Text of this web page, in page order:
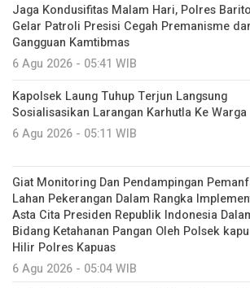
Jaga Kondusifitas Malam Hari, Polres
Gelar Patroli Presisi Cegah Premanisme
Gangguan Kamtibmas
6 Agu 2026 - 05:41 WIB
Kapolsek Laung Tuhup Terjun Langsung
Sosialisasikan Larangan Karhutla Ke Warga
6 Agu 2026 - 05:11 WIB
Giat Monitoring Dan Pendampingan
Lahan Pekerangan Dalam Rangka
Asta Cita Presiden Republik Indonesia
Bidang Ketahanan Pangan Oleh Polsek
Hilir Polres Kapuas
6 Agu 2026 - 05:04 WIB